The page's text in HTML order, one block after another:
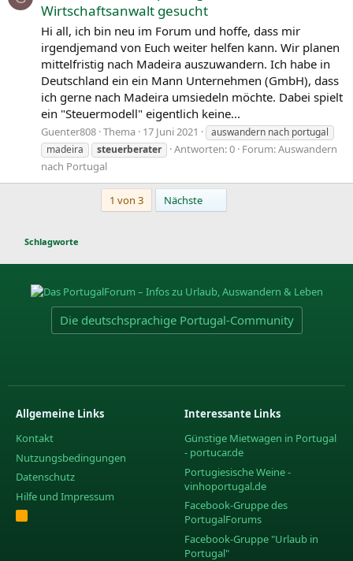
Wirtschaftsanwalt gesucht
Hi all, ich bin neu im Forum und hoffe, dass mir
irgendjemand von Euch weiter helfen kann. Wir planen
mittelfristig nach Madeira auszuwandern. Ich habe in
Deutschland ein ein Mann Unternehmen (GmbH), dass
ich gerne nach Madeira umsiedeln möchte. Dabei spielt
ein "Steuermodell" eigentlich keine...
Guenter808 Thema 17 Juni 2021
auswandern nach portugal
madeira
steuerberater Antworten: 0 Forum:Auswandern
nach Portugal
1 von 3 Nächste
Schlagworte
Die deutschsprachige Portugal-Community
Allgemeine Links
Kontakt
Nutzungsbedingungen
Datenschutz
Hilfe und Impressum
R
Interessante Links
Günstige Mietwagen in Portugal
- portucar.de
Portugiesische Weine -
vinhoportugal.de
Facebook-Gruppe des
PortugalForums
Facebook-Gruppe "Urlaub in
Portugal"